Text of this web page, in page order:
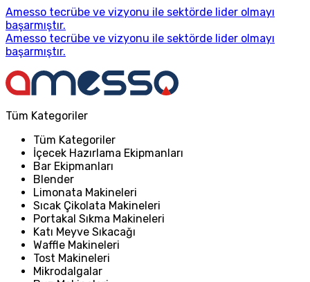
Amesso tecrübe ve vizyonu ile sektörde lider olmayı
başarmıştır.
Amesso tecrübe ve vizyonu ile sektörde lider olmayı
başarmıştır.
Tüm Kategoriler
Tüm Kategoriler
İçecek Hazırlama Ekipmanları
Bar Ekipmanları
Blender
Limonata Makineleri
Sıcak Çikolata Makineleri
Portakal Sıkma Makineleri
Katı Meyve Sıkacağı
Waffle Makineleri
Tost Makineleri
Mikrodalgalar